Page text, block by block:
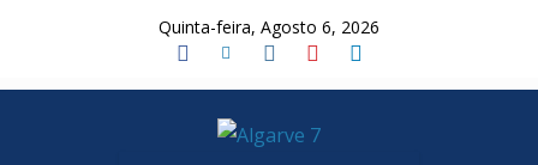
Quinta-feira, Agosto 6, 2026